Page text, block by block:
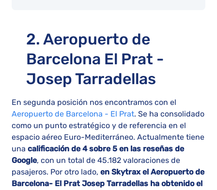
2. Aeropuerto de
Barcelona El Prat -
Josep Tarradellas
En segunda posición nos encontramos con el
Aeropuerto de Barcelona - El Prat. Se ha consolidado
como un punto estratégico y de referencia en el
espacio aéreo Euro-Mediterráneo. Actualmente tiene
una calificación de 4 sobre 5 en las reseñas de
Google, con un total de 45.182 valoraciones de
pasajeros. Por otro lado, en Skytrax el Aeropuerto de
Barcelona- El Prat Josep Tarradellas ha obtenido el